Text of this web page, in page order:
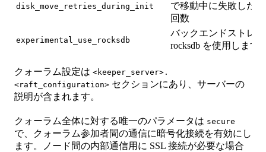
disk_move_retries_during_init
で移動中に失敗した
回数
experimental_use_rocksdb
バックエンドストレ
rocksdb を使用します
クォーラム設定は <keeper_server>.
<raft_configuration> セクションにあり、サーバーの
説明が含まれます。
クォーラム全体に対する唯一のパラメータは secure
で、クォーラム参加者間の通信に暗号化接続を有効にし
ます。ノード間の内部通信用に SSL 接続が必要な場合